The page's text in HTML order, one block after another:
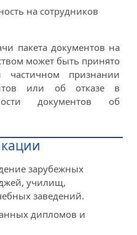
на сотрудников
пакета документов на
может быть принято
признании
или об отказе в
документов об
зарубежных
училищ,
заведений.
дипломов и